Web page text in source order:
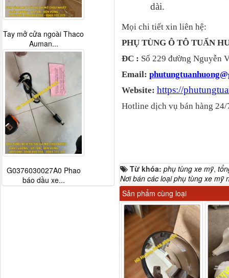
dài.
Mọi chi tiết xin liên hệ:
PHỤ TÙNG Ô TÔ TUẤN
ĐC : Số 229 đường Nguyễn
Email:
Website: https://
Hotline dịch vụ bán hàng 24/
Từ khóa: phụ tùng xe mỹ,
Nơi bán các loại phụ tùng xe mỹ
Sản phẩm cùng loại
Tay mở cửa ngoài Thaco
Auman...
G0376030027A0 Phao
báo dầu xe...